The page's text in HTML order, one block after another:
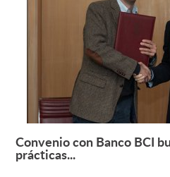
Formación Continua
Estudiantes
Académicos
Funcionarios
Alumni
Convenio con Banco BCI
prácticas...